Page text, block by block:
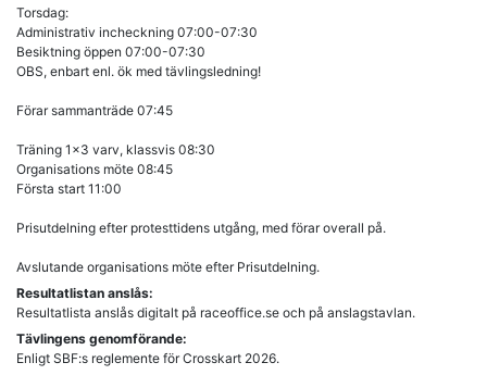
Torsdag:
Administrativ incheckning 07:00-07:30
Besiktning öppen 07:00-07:30
OBS, enbart enl. ök med tävlingsledning!
Förar sammanträde 07:45
Träning 1x3 varv, klassvis 08:30
Organisations möte 08:45
Första start 11:00
Prisutdelning efter protesttidens utgång, med förar overall på.
Avslutande organisations möte efter Prisutdelning.
Resultatlistan anslås:
Resultatlista anslås digitalt på raceoffice.se och på anslagstavlan.
Tävlingens genomförande:
Enligt SBF:s reglemente för Crosskart 2026.